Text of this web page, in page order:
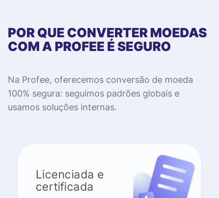
POR QUE CONVERTER MOEDAS
COM A PROFEE É SEGURO
Na Profee, oferecemos conversão de moeda
100% segura: seguimos padrões globais e
usamos soluções internas.
Licenciada e
certificada